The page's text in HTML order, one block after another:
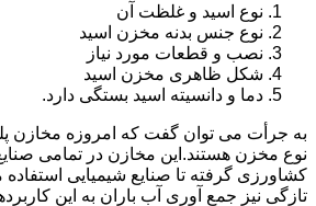
نوع اسید و غلظت آن
نوع جنس بدنه مخزن اسید
نصب و قطعات مورد نیاز
شکل ظاهری مخزن اسید
دما و دانسیته اسید بستگی دارد.
به جرأت می توان گفت که امروزه مخازن
نوع مخزن هستند.این مخازن در تمامی
کشاورزی گرفته تا صنایع شیمیایی
تازگی نیز جمع آوری آب باران به این